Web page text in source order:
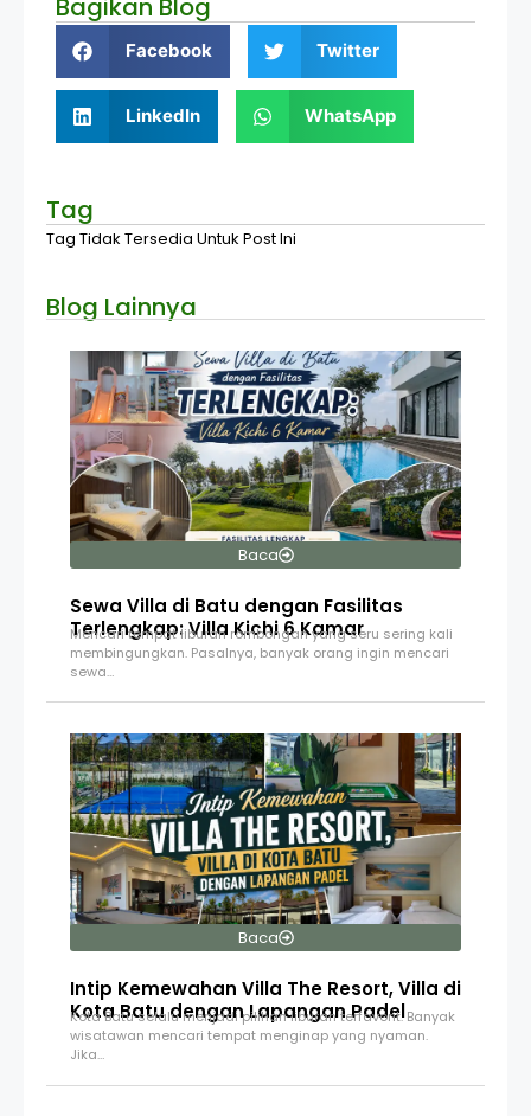
Bagikan Blog
Facebook Twitter
LinkedIn WhatsApp
Tag
Tag Tidak Tersedia Untuk Post Ini
Blog Lainnya
Baca
Sewa Villa di Batu dengan Fasilitas
Terlengkap: Villa Kichi 6 Kamar
Mencari tempat liburan rombongan yang seru sering kali
membingungkan. Pasalnya, banyak orang ingin mencari
sewa…
Baca
Intip Kemewahan Villa The Resort, Villa di
Kota Batu dengan Lapangan Padel
Kota Batu selalu menjadi pilihan liburan terfavorit. Banyak
wisatawan mencari tempat menginap yang nyaman.
Jika…